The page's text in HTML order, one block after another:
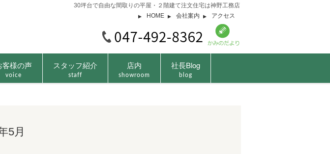
30坪台で自由な間取りの平屋・２階建て注文住宅は神野工務店
HOME
会社案内 アクセス
客様の声
voice
スタッフ紹介
staff
店内
showroom
社長Blog
blog
5月